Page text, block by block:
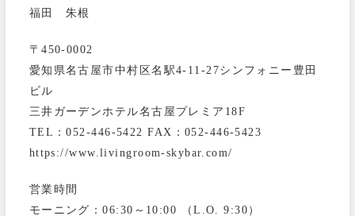
福田 朱根
〒450-0002
愛知県名古屋市中村区名駅4-11-27シンフォニー豊田
ビル
三井ガーデンホテル名古屋プレミア18F
TEL：052-446-5422 FAX：052-446-5423
https://www.livingroom-skybar.com/
営業時間
モーニング：06:30～10:00 （L.O. 9:30）